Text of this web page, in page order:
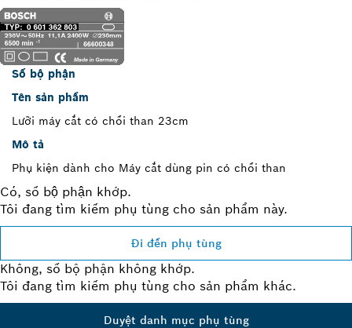
Số bộ phận
Tên sản phẩm
Lưỡi máy cắt có chổi than 23cm
Mô tả
Phụ kiện dành cho Máy cắt dùng pin có chổi than
Có, số bộ phận khớp.
Tôi đang tìm kiếm phụ tùng cho sản phẩm này.
Đi đến phụ tùng
Không, số bộ phận không khớp.
Tôi đang tìm kiếm phụ tùng cho sản phẩm khác.
Duyệt danh mục phụ tùng